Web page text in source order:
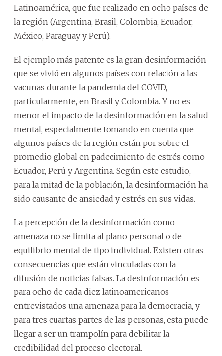
Latinoamérica, que fue realizado en ocho países de
la región (Argentina, Brasil, Colombia, Ecuador,
México, Paraguay y Perú).
El ejemplo más patente es la gran desinformación
que se vivió en algunos países con relación a las
vacunas durante la pandemia del COVID,
particularmente, en Brasil y Colombia. Y no es
menor el impacto de la desinformación en la salud
mental, especialmente tomando en cuenta que
algunos países de la región están por sobre el
promedio global en padecimiento de estrés como
Ecuador, Perú y Argentina. Según este estudio,
para la mitad de la población, la desinformación ha
sido causante de ansiedad y estrés en sus vidas.
La percepción de la desinformación como
amenaza no se limita al plano personal o de
equilibrio mental de tipo individual. Existen otras
consecuencias que están vinculadas con la
difusión de noticias falsas. La desinformación es
para ocho de cada diez latinoamericanos
entrevistados una amenaza para la democracia, y
para tres cuartas partes de las personas, esta puede
llegar a ser un trampolín para debilitar la
credibilidad del proceso electoral.